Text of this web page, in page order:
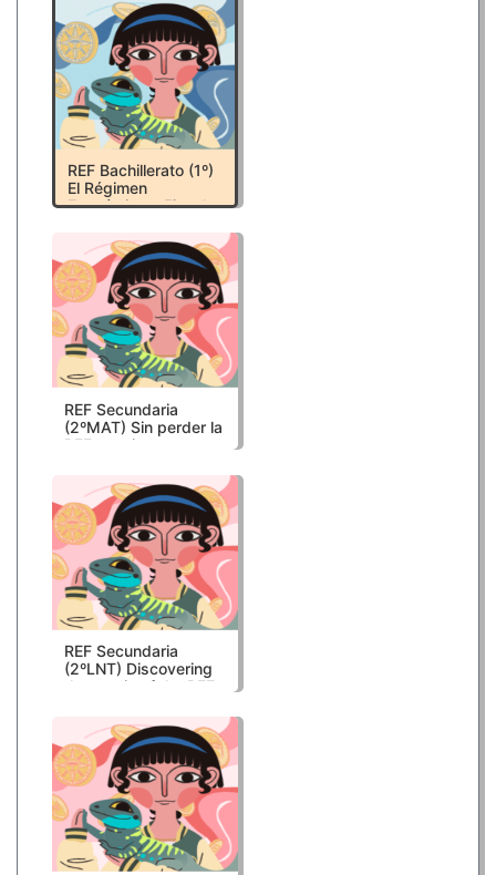
REF Bachillerato (1º)
El Régimen
Económico y Fiscal
REF Secundaria
(2ºMAT) Sin perder la
REFerencia
REF Secundaria
(2ºLNT) Discovering
the magic of the REF